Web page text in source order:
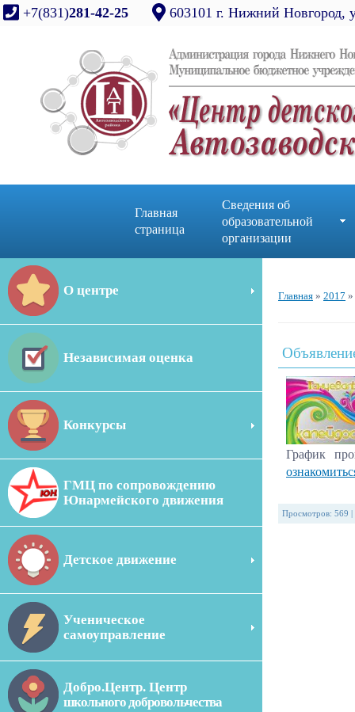
+7(831)281-42-25 603101 г. Нижний Новгород,
Главная
страница
Сведения об
образовательной
организации
О центре
Независимая оценка
Конкурсы
ГМЦ по сопровождению
Юнармейского движения
Детское движение
Ученическое
самоуправление
Добро.Центр. Центр
школьного добровольчества
Главная » 2017 »
График
Просмотров: 569